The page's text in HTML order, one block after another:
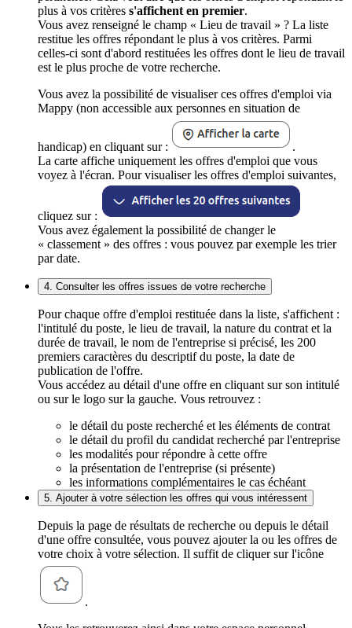
plus à vos critères s'affichent en premier.
Vous avez renseigné le champ « Lieu de travail » ? La liste
restitue les offres répondant le plus à vos critères. Parmi
celles-ci sont d'abord restituées les offres dont le lieu de travail
est le plus proche de votre recherche.
Vous avez la possibilité de visualiser ces offres d'emploi via
Mappy (non accessible aux personnes en situation de
handicap) en cliquant sur :
.
La carte affiche uniquement les offres d'emploi que vous
voyez à l'écran. Pour visualiser les offres d'emploi suivantes,
cliquez sur :
Vous avez également la possibilité de changer le
« classement » des offres : vous pouvez par exemple les trier
par date.
4. Consulter les offres issues de votre recherche
Pour chaque offre d'emploi restituée dans la liste, s'affichent :
l'intitulé du poste, le lieu de travail, la nature du contrat et la
durée de travail, le nom de l'entreprise si précisé, les 200
premiers caractères du descriptif du poste, la date de
publication de l'offre.
Vous accédez au détail d'une offre en cliquant sur son intitulé
ou sur le logo sur la gauche. Vous retrouvez :
le détail du poste recherché et les éléments de contrat
le détail du profil du candidat recherché par l'entreprise
les modalités pour répondre à cette offre
la présentation de l'entreprise (si présente)
les informations complémentaires le cas échéant
5. Ajouter à votre sélection les offres qui vous intéressent
Depuis la page de résultats de recherche ou depuis le détail
d'une offre consultée, vous pouvez ajouter la ou les offres de
votre choix à votre sélection. Il suffit de cliquer sur l'icône
.